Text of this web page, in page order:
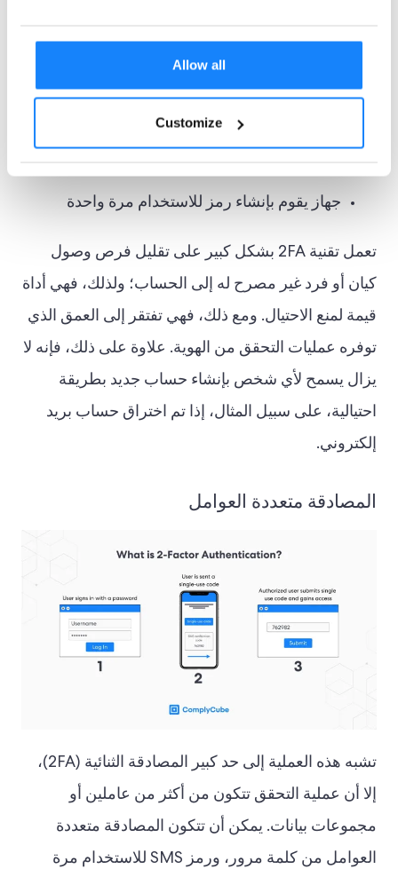
Allow all
Customize
واحدة
رمز الرسائل القصيرة للاستخدام مرة واحدة
جهاز يقوم بإنشاء رمز للاستخدام مرة واحدة
تعمل تقنية 2FA بشكل كبير على تقليل فرص وصول
كيان أو فرد غير مصرح له إلى الحساب؛ ولذلك، فهي أداة
قيمة لمنع الاحتيال. ومع ذلك، فهي تفتقر إلى العمق الذي
توفره عمليات التحقق من الهوية. علاوة على ذلك، فإنه لا
يزال يسمح لأي شخص بإنشاء حساب جديد بطريقة
احتيالية، على سبيل المثال، إذا تم اختراق حساب بريد
إلكتروني.
المصادقة متعددة العوامل
تشبه هذه العملية إلى حد كبير المصادقة الثنائية (2FA)،
إلا أن عملية التحقق تتكون من أكثر من عاملين أو
مجموعات بيانات. يمكن أن تتكون المصادقة متعددة
العوامل من كلمة مرور، ورمز SMS للاستخدام مرة